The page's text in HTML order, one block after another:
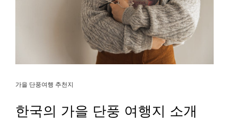
가을 단풍여행 추천지
한국의 가을 단풍 여행지 소개